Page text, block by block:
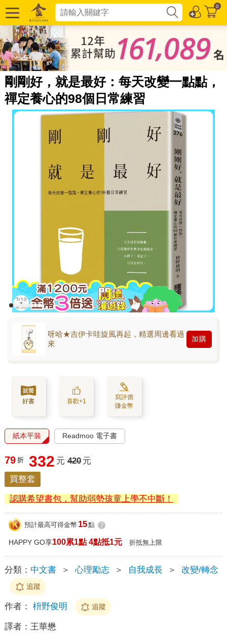
0
剛剛好，就是最好：每天改變一點點，
禪定養心的98個日常練習
呀哈★吉伊卡哇旋風再起，精選周邊看過
來
加購
好書 喜歡+1
寫評價
賺金幣
紙本平裝 Readmoo 電子書
79 折 332 元 420 元
買整套
認購希望書包，幫助弱勢孩童上學不中斷！
預計最高可得金幣 15點 ?
HAPPY GO享100累1點 4點抵1元 折抵無上限
分類： 中文書 ＞ 心理勵志 ＞ 自我成長 ＞ 改變/轉念
追蹤
作者： 枡野俊明 追蹤
譯者： 王華懋